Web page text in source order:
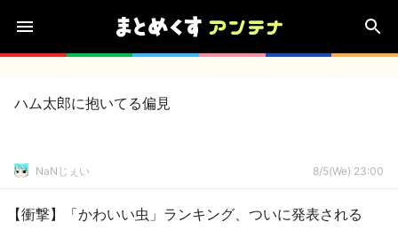
ハム太郎に抱いてる偏見
NaNじぇい 8/5(We) 23:00
【衝撃】「かわいい虫」ランキング、ついに発表される